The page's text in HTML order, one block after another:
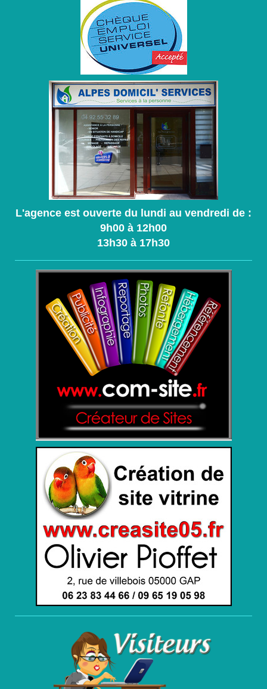
L'agence est ouverte du lundi au vendredi de :
9h00 à 12h00
13h30 à 17h30